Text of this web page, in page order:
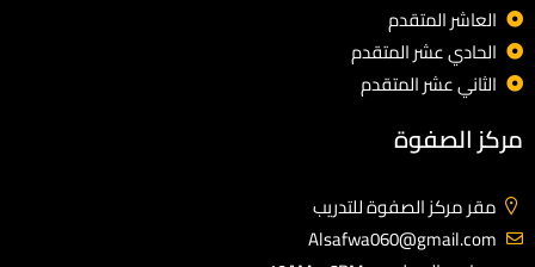
العاشر المتقدم
الحادي عشر المتقدم
الثاني عشر المتقدم
مركز الصفوة
مقر مركز الصفوة للتدريب
Alsafwa060@gmail.com